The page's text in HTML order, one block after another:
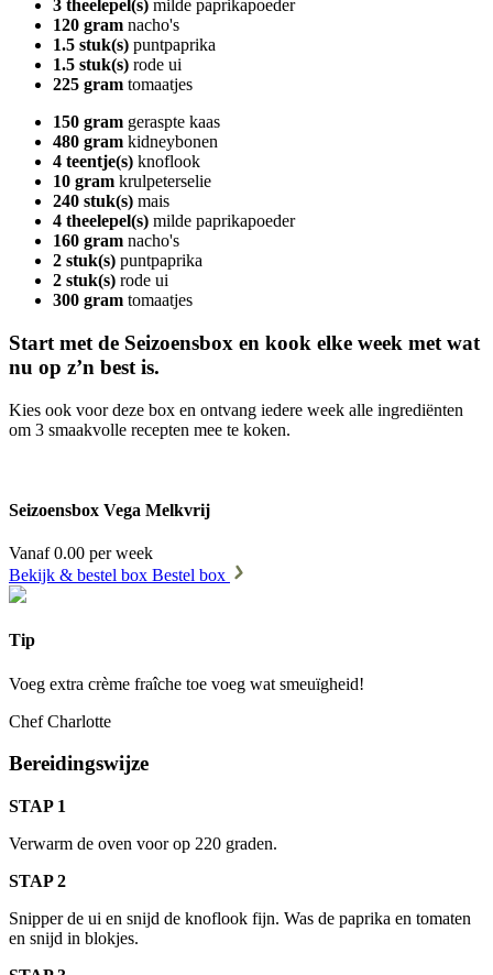
3 theelepel(s) milde paprikapoeder
120 gram nacho's
1.5 stuk(s) puntpaprika
1.5 stuk(s) rode ui
225 gram tomaatjes
150 gram geraspte kaas
480 gram kidneybonen
4 teentje(s) knoflook
10 gram krulpeterselie
240 stuk(s) mais
4 theelepel(s) milde paprikapoeder
160 gram nacho's
2 stuk(s) puntpaprika
2 stuk(s) rode ui
300 gram tomaatjes
Start met de Seizoensbox en kook elke week met wat
nu op z’n best is.
Kies ook voor deze box en ontvang iedere week alle ingrediënten
om 3 smaakvolle recepten mee te koken.
Seizoensbox Vega Melkvrij
Vanaf 0.00 per week
Bekijk & bestel box Bestel box
Tip
Voeg extra crème fraîche toe voeg wat smeuïgheid!
Chef Charlotte
Bereidingswijze
STAP 1
Verwarm de oven voor op 220 graden.
STAP 2
Snipper de ui en snijd de knoflook fijn. Was de paprika en tomaten
en snijd in blokjes.